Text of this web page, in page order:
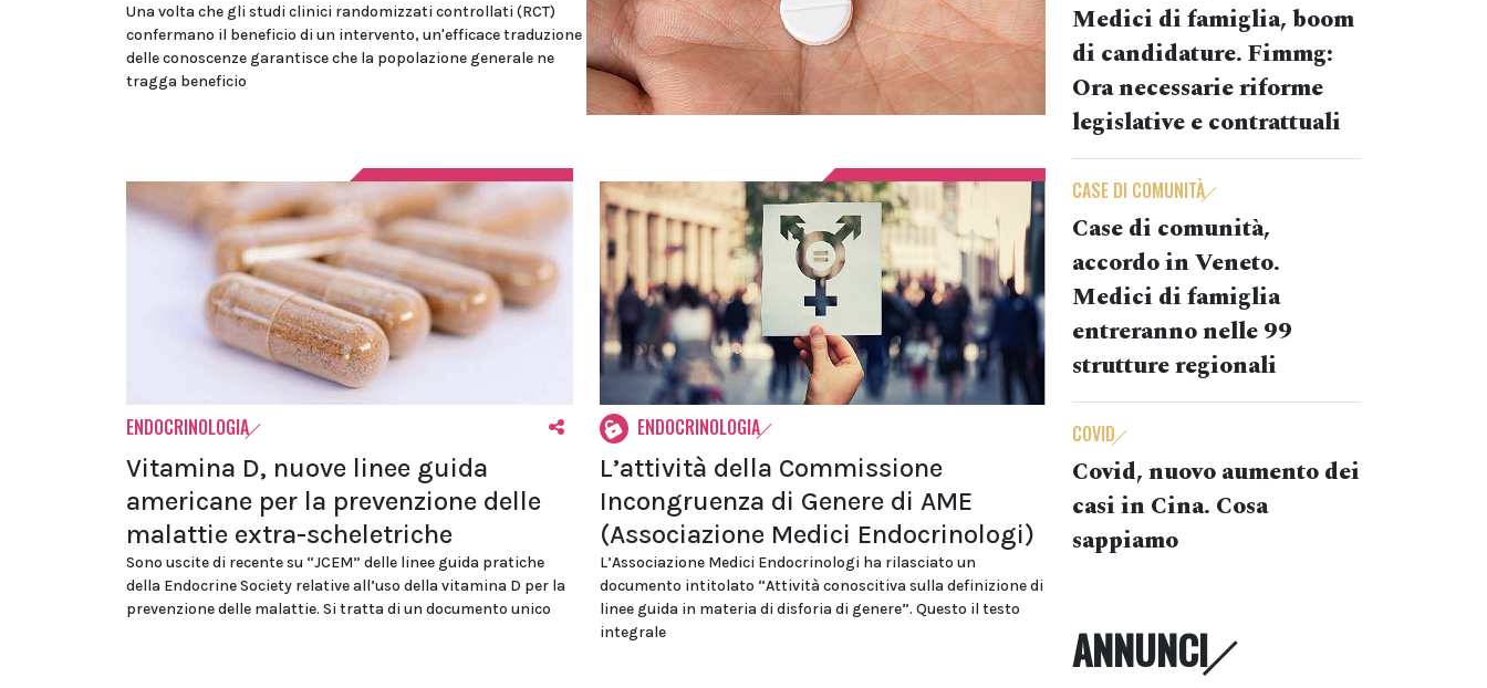
Una volta che gli studi clinici randomizzati controllati (RCT)
confermano il beneficio di un intervento, un'efficace traduzione
delle conoscenze garantisce che la popolazione generale ne
tragga beneficio
ENDOCRINOLOGIA
Vitamina D, nuove linee guida
americane per la prevenzione delle
malattie extra-scheletriche
Sono uscite di recente su “JCEM” delle linee guida pratiche
della Endocrine Society relative all’uso della vitamina D per la
prevenzione delle malattie. Si tratta di un documento unico
ENDOCRINOLOGIA
L’attività della Commissione
Incongruenza di Genere di AME
(Associazione Medici Endocrinologi)
L’Associazione Medici Endocrinologi ha rilasciato un
documento intitolato “Attività conoscitiva sulla definizione di
linee guida in materia di disforia di genere”. Questo il testo
integrale
Medici di famiglia, boom
di candidature. Fimmg:
Ora necessarie riforme
legislative e contrattuali
CASE DI COMUNITÀ
Case di comunità,
accordo in Veneto.
Medici di famiglia
entreranno nelle 99
strutture regionali
COVID
Covid, nuovo aumento dei
casi in Cina. Cosa
sappiamo
ANNUNCI